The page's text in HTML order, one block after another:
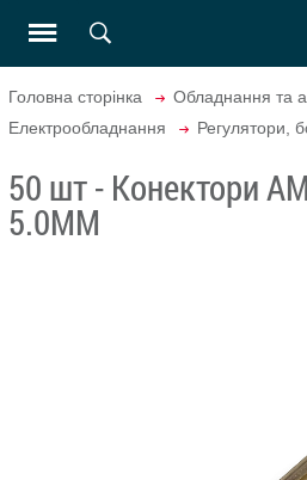
Головна сторінка
Обладнання та
Електрообладнання
Регулятори,
50 шт - Конектори
5.0MM